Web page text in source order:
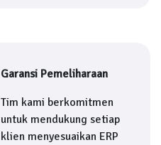
Garansi Pemeliharaan
Tim kami berkomitmen
untuk mendukung setiap
klien menyesuaikan ERP